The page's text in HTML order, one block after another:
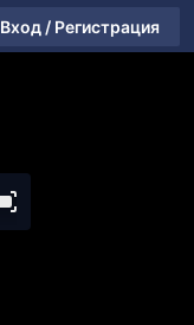
Вход / Регистрация